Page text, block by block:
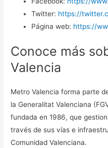
Twitter: https://
Página web: https://
Conoce más
Valencia
Metro Valencia forma parte
la Generalitat Valenciana
fundada en 1986, que
través de sus vías e
Comunidad Valenciana.